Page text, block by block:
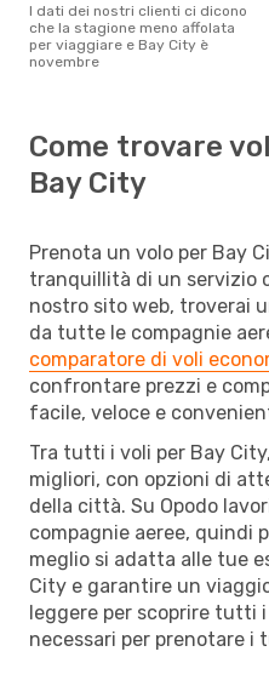
I dati dei nostri clienti ci dicono
che la stagione meno affolata
per viaggiare e Bay City è
novembre
Come trovare
Bay City
Prenota un volo per Bay
tranquillità di un servizio
nostro sito web, troverai
da tutte le compagnie
comparatore di voli
confrontare prezzi e
facile, veloce e
Tra tutti i voli per Bay
migliori, con opzioni di
della città. Su Opodo
compagnie aeree, quindi
meglio si adatta alle tue
City e garantire un
leggere per scoprire tutti
necessari per prenotare i